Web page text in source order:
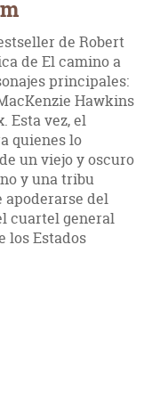
de Robert
de El camino a
principales:
Hawkins
Esta vez, el
quienes lo
un viejo y oscuro
y una tribu
apoderarse del
cuartel general
los Estados